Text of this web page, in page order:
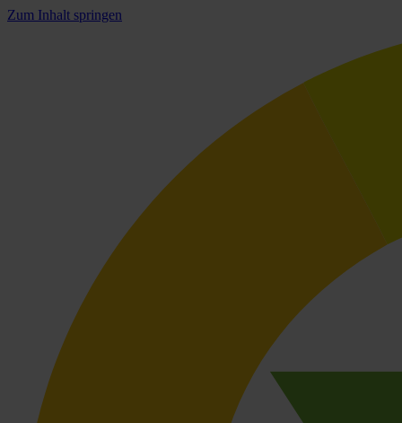
Zum Inhalt springen